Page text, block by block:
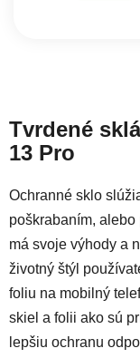
Tvrdené
13 Pro
Ochranné sklo
poškrabaním, alebo
má svoje výhody a
životný štýl
foliu na mobilný
skiel a folii ako sú
lepšiu ochranu